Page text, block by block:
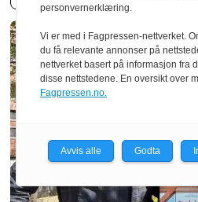
personvernerklæring.
Vi er med i Fagpressen-nettverket.
du få relevante annonser på
nettverket basert på informasjon fra
disse nettstedene. En oversikt over
Fagpressen.no.
Avvis alle Godta